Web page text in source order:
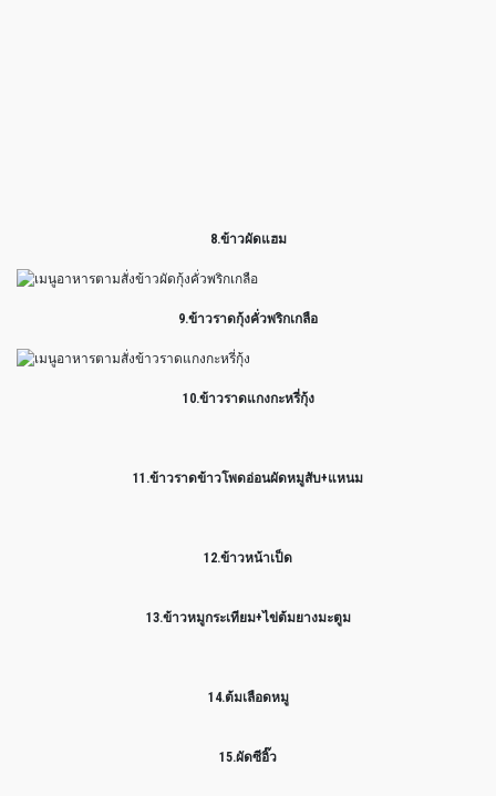
8.ข้าวผัดแฮม
9.ข้าวราดกุ้งคั่วพริกเกลือ
10.ข้าวราดแกงกะหรี่กุ้ง
11.ข้าวราดข้าวโพดอ่อนผัดหมูสับ+แหนม
12.ข้าวหน้าเป็ด
13.ข้าวหมูกระเทียม+ไข่ต้มยางมะตูม
14.ต้มเลือดหมู
15.ผัดซีอิ๊ว